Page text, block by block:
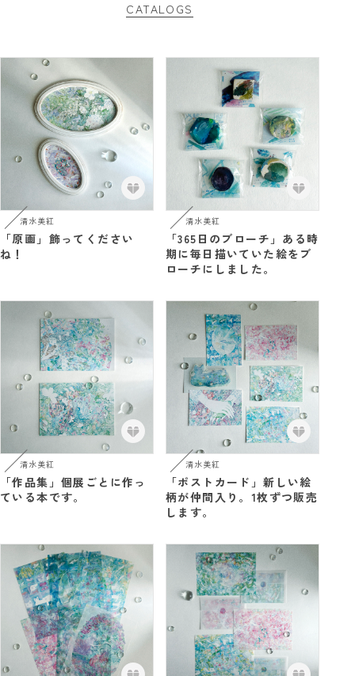
CATALOGS
清水美紅
「原画」飾ってください
ね！
清水美紅
「365日のブローチ」ある時
期に毎日描いていた絵をブ
ローチにしました。
清水美紅
「作品集」個展ごとに作っ
ている本です。
清水美紅
「ポストカード」新しい絵
柄が仲間入り。1枚ずつ販売
します。